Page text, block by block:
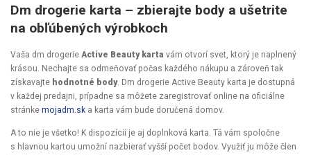
Dm drogerie karta – zbierajte body a ušetrite
na obľúbených výrobkoch
Vaša dm drogerie Active Beauty karta vám otvorí svet, ktorý je naplnený
krásou. Nechajte sa odmeňovať počas každého nákupu a zároveň tak
získavajte hodnotné body. Dm drogerie Active Beauty karta je dostupná
v každej predajni, prípadne sa môžete zaregistrovať online na oficiálne
stránke mojadm.sk a karta vám bude doručená domov.
A to nie je všetko! K dispozícii je aj doplnková karta. Tá vám spoločne
s hlavnou kartou umožní nazbierať vyšší počet bodov. Využiť ju môže člen